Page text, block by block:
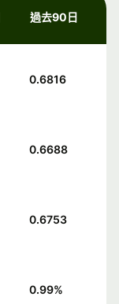
過去90日
0.6816
0.6688
0.6753
0.99%